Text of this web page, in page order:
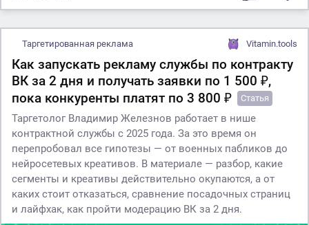
Таргетированная реклама Vitamin.tools
Как запускать рекламу службы по контракту
ВК за 2 дня и получать заявки по 1 500 ₽,
пока конкуренты платят по 3 800 ₽
Статья
Таргетолог Владимир Железнов работает в нише
контрактной службы с 2025 года. За это время он
перепробовал все гипотезы — от военных пабликов до
нейросетевых креативов. В материале — разбор, какие
сегменты и креативы действительно окупаются, а от
каких стоит отказаться, сравнение посадочных страниц
и лайфхак, как пройти модерацию ВК за 2 дня.